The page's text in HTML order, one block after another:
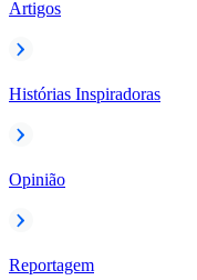
Artigos
Histórias Inspiradoras
Opinião
Reportagem